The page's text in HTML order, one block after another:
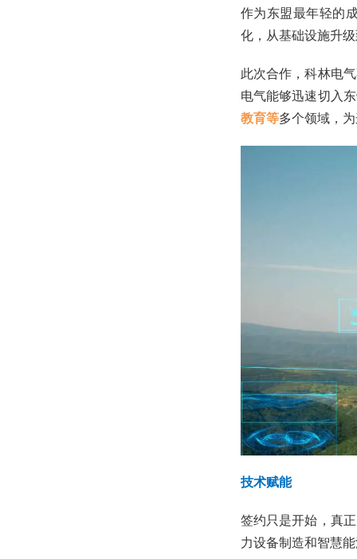
作为东盟最年轻的
化，从基础设施升
此次合作，科林电
电气能够迅速切入
教育等多个领域，
技术赋能
签约只是开始，真
力设备制造和智慧